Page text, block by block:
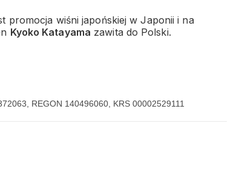
promocja wiśni japońskiej w Japonii i na
Kyoko Katayama zawita do Polski.
REGON 140496060, KRS 00002529111